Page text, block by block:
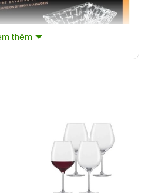
89694 Bossa Nova Schale
89694 kết hợp thiết
để đưa món salad và các
thêm